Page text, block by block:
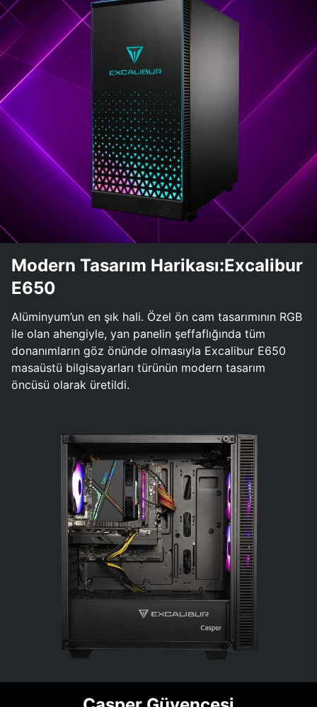
Modern Tasarım Harikası:Excalibur
E650
Alüminyum’un en şık hali. Özel ön cam tasarımının RGB
ile olan ahengiyle, yan panelin şeffaflığında tüm
donanımların göz önünde olmasıyla Excalibur E650
masaüstü bilgisayarları türünün modern tasarım
öncüsü olarak üretildi.